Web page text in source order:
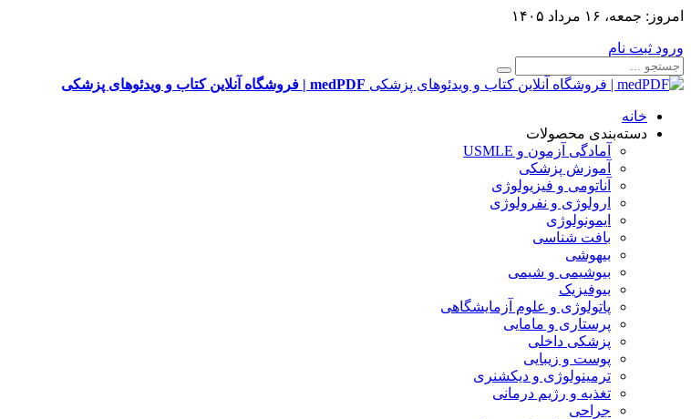
امروز: جمعه، ۱۶ مرداد ۱۴۰۵
ورود ثبت نام
medPDF | فروشگاه آنلاین کتاب و ویدئوهای پزشکی
خانه
دسته‌بندی محصولات
آمادگی آزمون و USMLE
آموزش پزشکی
آناتومی و فیزیولوژی
ارولوژی و نفرولوژی
ایمونولوژی
بافت شناسی
بیهوشی
بیوشیمی و شیمی
بیوفیزیک
پاتولوژی و علوم آزمایشگاهی
پرستاری و مامایی
پزشکی داخلی
پوست و زیبایی
ترمینولوژی و دیکشنری
تغذیه و رژیم درمانی
جراحی